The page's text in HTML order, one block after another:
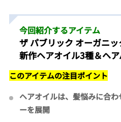
今回紹介するアイテム
ザ パブリック オーガニ
新作ヘアオイル3種＆ヘ
このアイテムの注目ポイント
ヘアオイルは、髪悩みに合
ーを展開